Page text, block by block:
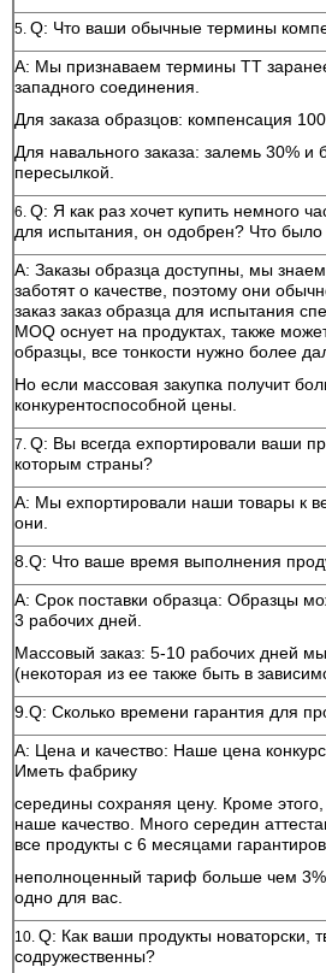
5. Q: Что ваши обычные термины
A: Мы признаваем термины TT
западного соединения.
Для заказа образцов: компенсация
Для навального заказа: залемь 30% и
пересылкой.
6. Q: Я как раз хочет купить немного
для испытания, он одобрен? Что
A: Заказы образца доступны, мы
заботят о качестве, поэтому они
заказ заказ образца для испытания
MOQ оснует на продуктах, также
образцы, все тонкости нужно более
Но если массовая закупка получит
конкурентоспособной цены.
7. Q: Вы всегда ехпортировали ваши
которым страны?
A: Мы ехпортировали наши товары к
они.
8.Q: Что ваше время выполнения
A: Срок поставки образца: Образцы
3 рабочих дней.
Массовый заказ: 5-10 рабочих дней
(некоторая из ее также быть в
9.Q: Сколько времени гарантия для
A: Цена и качество: Наше цена
Иметь фабрику
середины сохраняя цену. Кроме
наше качество. Много середин
все продукты с 6 месяцами
неполноценный тариф больше чем
одно для вас.
10. Q: Как ваши продукты новаторски,
содружественны?